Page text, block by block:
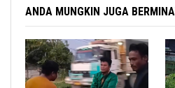
ANDA MUNGKIN JUGA